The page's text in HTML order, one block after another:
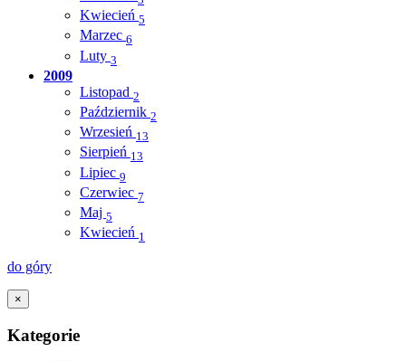
Kwiecień 5
Marzec 6
Luty 3
2009
Listopad 2
Październik 2
Wrzesień 13
Sierpień 13
Lipiec 9
Czerwiec 7
Maj 5
Kwiecień 1
do góry
×
Kategorie